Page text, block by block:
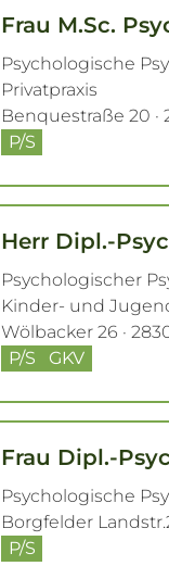
Frau M.Sc.
Psychologische
Privatpraxis
Benquestraße 20 ·
P/S
Herr Dipl.-
Psychologischer
Kinder- und
Wölbacker 26 ·
P/S
GKV
Frau Dipl.-
Psychologische
Borgfelder
P/S